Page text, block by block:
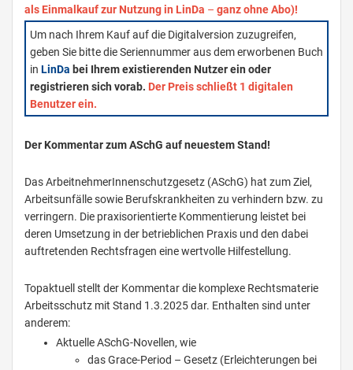
als Einmalkauf zur Nutzung in LinDa – ganz ohne Abo)!
Um nach Ihrem Kauf auf die Digitalversion zuzugreifen,
geben Sie bitte die Seriennummer aus dem erworbenen Buch
in LinDa bei Ihrem existierenden Nutzer ein oder
registrieren sich vorab. Der Preis schließt 1 digitalen
Benutzer ein.
Der Kommentar zum ASchG auf neuestem Stand!
Das ArbeitnehmerInnenschutzgesetz (ASchG) hat zum Ziel,
Arbeitsunfälle sowie Berufskrankheiten zu verhindern bzw. zu
verringern. Die praxisorientierte Kommentierung leistet bei
deren Umsetzung in der betrieblichen Praxis und den dabei
auftretenden Rechtsfragen eine wertvolle Hilfestellung.
Topaktuell stellt der Kommentar die komplexe Rechtsmaterie
Arbeitsschutz mit Stand 1.3.2025 dar. Enthalten sind unter
anderem:
Aktuelle ASchG-Novellen, wie
das Grace-Period – Gesetz (Erleichterungen bei